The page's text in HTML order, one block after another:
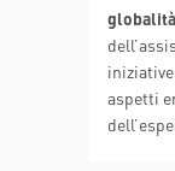
globalità
aspetti